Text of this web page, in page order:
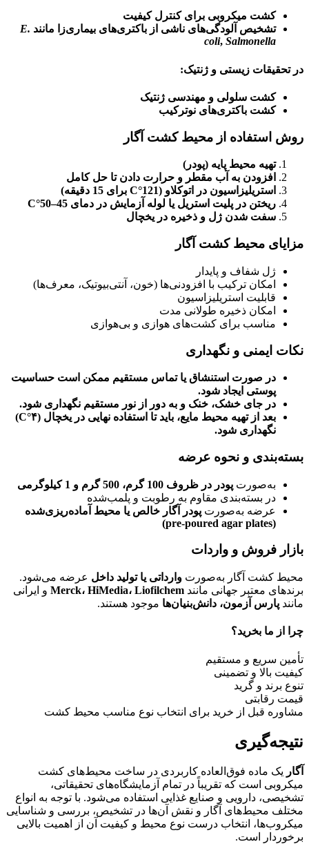
کشت میکروبی برای کنترل کیفیت
تشخیص آلودگی‌های ناشی از باکتری‌های بیماری‌زا مانند E.
coli, Salmonella
در تحقیقات زیستی و ژنتیک:
کشت سلولی و مهندسی ژنتیک
کشت باکتری‌های نوترکیب
روش استفاده از محیط کشت آگار
تهیه محیط پایه (پودر)
افزودن به آب مقطر و حرارت دادن تا حل کامل
استریلیزاسیون در اتوکلاو (121°C برای 15 دقیقه)
ریختن در پلیت استریل یا لوله آزمایش در دمای 45–50°C
سفت شدن ژل و ذخیره در یخچال
مزایای محیط کشت آگار
ژل شفاف و پایدار
امکان ترکیب با افزودنی‌ها (خون، آنتی‌بیوتیک، معرف‌ها)
قابلیت استریلیزاسیون
امکان ذخیره طولانی مدت
مناسب برای کشت‌های هوازی و بی‌هوازی
نکات ایمنی و نگهداری
در صورت استنشاق یا تماس مستقیم ممکن است حساسیت
پوستی ایجاد شود.
در جای خشک، خنک و به دور از نور مستقیم نگهداری شود.
بعد از تهیه محیط مایع، باید تا استفاده نهایی در یخچال (۴°C)
نگهداری شود.
بسته‌بندی و نحوه عرضه
به‌صورت پودر در ظروف 100 گرم، 500 گرم و 1 کیلوگرمی
در بسته‌بندی مقاوم به رطوبت و پلمب‌شده
عرضه به‌صورت پودر آگار خالص یا محیط آماده‌ریزی‌شده
(pre-poured agar plates)
بازار فروش و واردات
محیط کشت آگار به‌صورت وارداتی یا تولید داخل عرضه می‌شود.
برندهای معتبر جهانی مانند Merck، HiMedia، Liofilchem و ایرانی
مانند پارس آزمون، دانش‌بنیان‌ها موجود هستند.
چرا از ما بخرید؟
تأمین سریع و مستقیم
کیفیت بالا و تضمینی
تنوع برند و گرید
قیمت رقابتی
مشاوره قبل از خرید برای انتخاب نوع مناسب محیط کشت
نتیجه‌گیری
آگار یک ماده فوق‌العاده کاربردی در ساخت محیط‌های کشت
میکروبی است که تقریباً در تمام آزمایشگاه‌های تحقیقاتی،
تشخیصی، دارویی و صنایع غذایی استفاده می‌شود. با توجه به انواع
مختلف محیط‌های آگار و نقش آن‌ها در تشخیص، بررسی و شناسایی
میکروب‌ها، انتخاب درست نوع محیط و کیفیت آن از اهمیت بالایی
برخوردار است.